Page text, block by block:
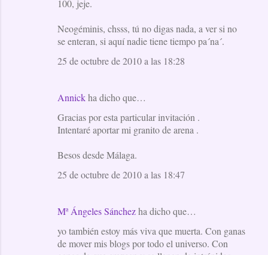
100, jeje.
Neogéminis, chsss, tú no digas nada, a ver si no
se enteran, si aquí nadie tiene tiempo pa´na´.
25 de octubre de 2010 a las 18:28
Annickha dicho que…
Gracias por esta particular invitación .
Intentaré aportar mi granito de arena .
Besos desde Málaga.
25 de octubre de 2010 a las 18:47
Mª Ángeles Sánchezha dicho que…
yo también estoy más viva que muerta. Con ganas
de mover mis blogs por todo el universo. Con